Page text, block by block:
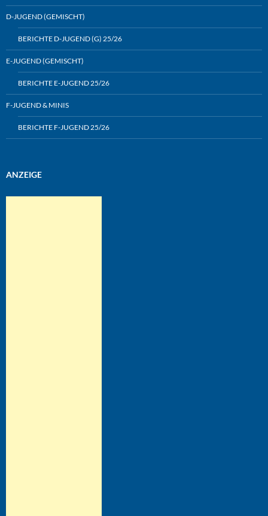
D-JUGEND (GEMISCHT)
BERICHTE D-JUGEND (G) 25/26
E-JUGEND (GEMISCHT)
BERICHTE E-JUGEND 25/26
F-JUGEND & MINIS
BERICHTE F-JUGEND 25/26
ANZEIGE